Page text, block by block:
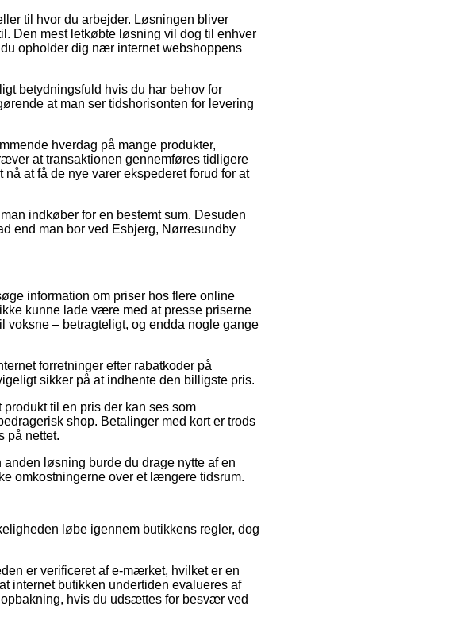
til hvor du arbejder. Løsningen bliver
Den mest letkøbte løsning vil dog til enhver
opholder dig nær internet webshoppens
betydningsfuld hvis du har behov for
at man ser tidshorisonten for levering
hverdag på mange produkter,
at transaktionen gennemføres tidligere
at få de nye varer ekspederet forud for at
indkøber for en bestemt sum. Desuden
end man bor ved Esbjerg, Nørresundby
information om priser hos flere online
kunne lade være med at presse priserne
voksne – betragteligt, og endda nogle gange
forretninger efter rabatkoder på
sikker på at indhente den billigste pris.
til en pris der kan ses som
shop. Betalinger med kort er trods
på nettet.
løsning burde du drage nytte af en
omkostningerne over et længere tidsrum.
løbe igennem butikkens regler, dog
er verificeret af e-mærket, hvilket er en
internet butikken undertiden evalueres af
hvis du udsættes for besvær ved